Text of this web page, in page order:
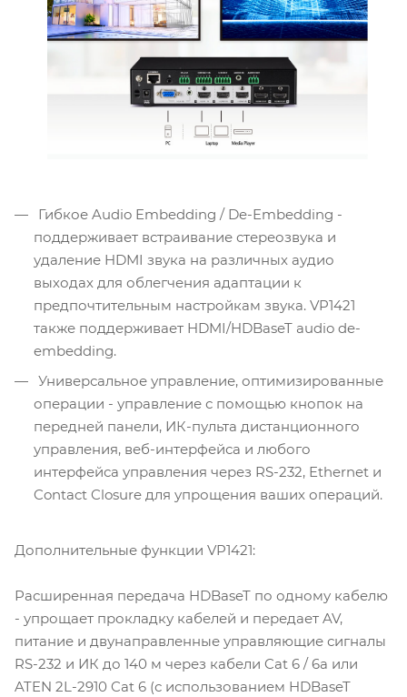
Гибкое Audio Embedding / De-Embedding -
поддерживает встраивание стереозвука и
удаление HDMI звука на различных аудио
выходах для облегчения адаптации к
предпочтительным настройкам звука. VP1421
также поддерживает HDMI/HDBaseT audio de-
embedding.
Универсальное управление, оптимизированные
операции - управление с помощью кнопок на
передней панели, ИК-пульта дистанционного
управления, веб-интерфейса и любого
интерфейса управления через RS-232, Ethernet и
Contact Closure для упрощения ваших операций.
Дополнительные функции VP1421:
Расширенная передача HDBaseT по одному кабелю
- упрощает прокладку кабелей и передает AV,
питание и двунаправленные управляющие сигналы
RS-232 и ИК до 140 м через кабели Cat 6 / 6a или
ATEN 2L-2910 Cat 6 (с использованием HDBaseT